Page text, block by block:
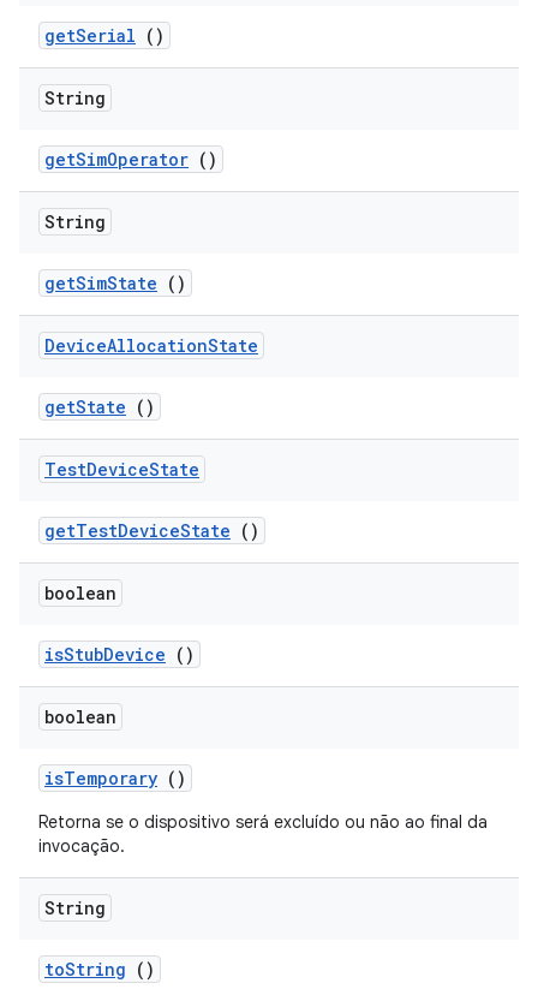
getSerial ()
String
getSimOperator ()
String
getSimState ()
DeviceAllocationState
getState ()
TestDeviceState
getTestDeviceState ()
boolean
isStubDevice ()
boolean
isTemporary ()
Retorna se o dispositivo será excluído ou não ao final da
invocação.
String
toString ()